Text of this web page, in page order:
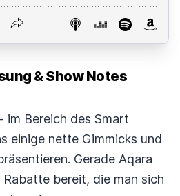
& Show Notes
im Bereich des Smart
einige nette Gimmicks und
Gerade Aqara
bereit, die man sich